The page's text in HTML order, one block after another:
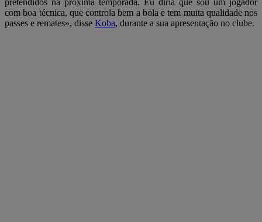
com boa técnica, que controla bem a bola e tem muita qualidade nos
passes e remates», disse Koba, durante a sua apresentação no clube.